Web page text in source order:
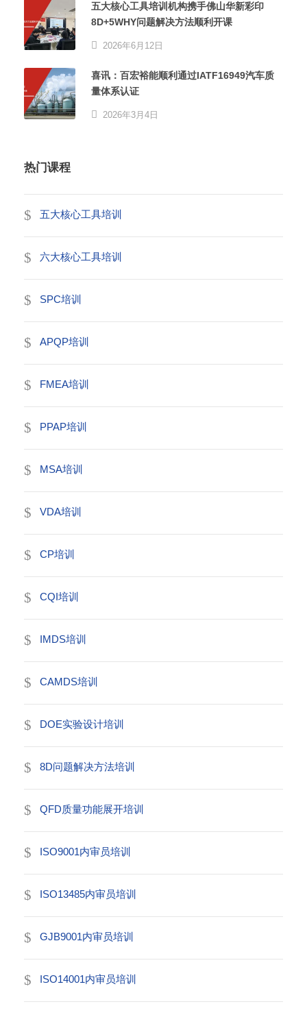
五大核心工具培训机构携手佛山华新彩印
8D+5WHY问题解决方法顺利开课
2026年6月12日
喜讯：百宏裕能顺利通过IATF16949汽车质
量体系认证
2026年3月4日
热门课程
五大核心工具培训
六大核心工具培训
SPC培训
APQP培训
FMEA培训
PPAP培训
MSA培训
VDA培训
CP培训
CQI培训
IMDS培训
CAMDS培训
DOE实验设计培训
8D问题解决方法培训
QFD质量功能展开培训
ISO9001内审员培训
ISO13485内审员培训
GJB9001内审员培训
ISO14001内审员培训